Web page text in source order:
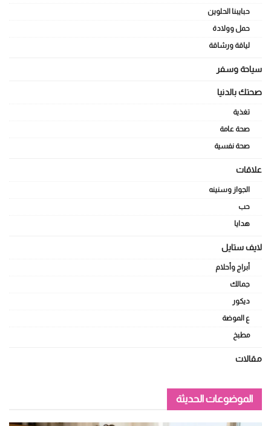
حبايبنا الحلوين
حمل وولادة
لياقة ورشاقة
سياحة وسفر
صحتك بالدنيا
تغذية
صحة عامة
صحة نفسية
علاقات
الجواز وسنينه
حب
هدايا
لايف ستايل
أبراج وأحلام
جمالك
ديكور
ع الموضة
مطبخ
مقالات
الموضوعات الحديثة